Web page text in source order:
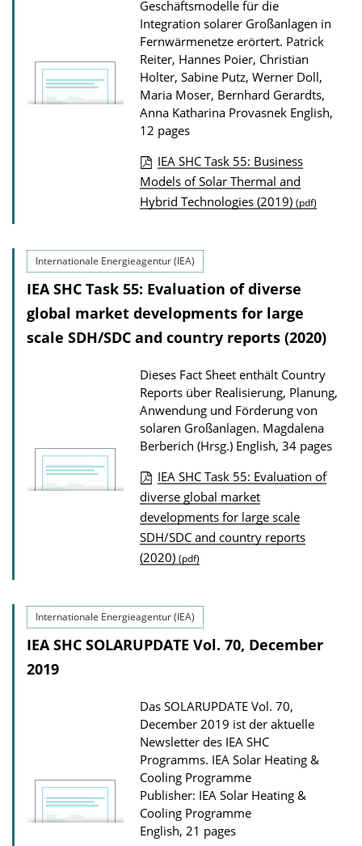
o
n
D
o
w
n
l
o
a
s
Geschäftsmodelle für die
Integration solarer Großanlagen in
Fernwärmenetze erörtert. Patrick
Reiter, Hannes Poier, Christian
Holter, Sabine Putz, Werner Doll,
Maria Moser, Bernhard Gerardts,
Anna Katharina Provasnek English,
12 pages
P
u
l
i
c
a
t
o
n
D
o
w
n
l
o
a
s
IEA SHC Task 55: Business
Models of Solar Thermal and
Hybrid Technologies (2019) (pdf)
Internationale Energieagentur (IEA)
IEA SHC Task 55: Evaluation of diverse
global market developments for large
scale SDH/SDC and country reports (2020)
Dieses Fact Sheet enthält Country
Reports über Realisierung, Planung,
Anwendung und Förderung von
solaren Großanlagen. Magdalena
Berberich (Hrsg.) English, 34 pages
P
u
b
l
c
a
t
o
n
D
o
w
n
l
IEA SHC Task 55: Evaluation of
diverse global market
developments for large scale
SDH/SDC and country reports
(2020) (pdf)
Internationale Energieagentur (IEA)
IEA SHC SOLARUPDATE Vol. 70, December
2019
Das SOLARUPDATE Vol. 70,
December 2019 ist der aktuelle
Newsletter des IEA SHC
Programms. IEA Solar Heating &
Cooling Programme
Publisher: IEA Solar Heating &
Cooling Programme
English, 21 pages